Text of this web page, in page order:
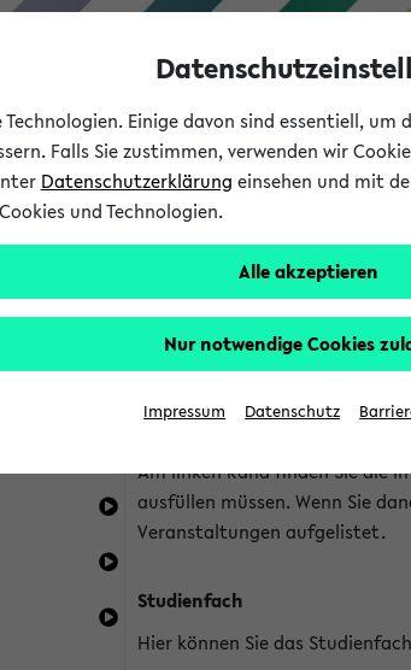
Studium
eKVV
Hinweise zur
Sie können das eKVV nach
die für Sie interessant sind.
Am linken Rand finden Sie die
ausfüllen müssen. Wenn Sie
Veranstaltungen aufgelistet.
Studienfach
Hier können Sie das
Einige davon sind essentiell,
Falls Sie zustimmen, verwenden wir
Datenschutzerklärung einsehen und mit
und Technologien.
Alle akzeptieren
Nur notwendige Cookies
Impressum Datenschutz